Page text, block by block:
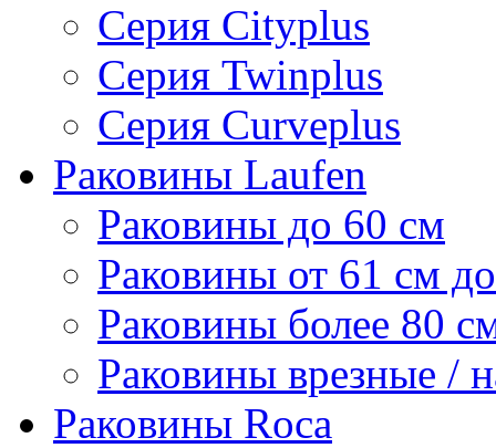
Серия Cityplus
Серия Twinplus
Серия Curveplus
Раковины Laufen
Раковины до 60 см
Раковины от 61 см
Раковины более 80
Раковины врезные /
Раковины Roca